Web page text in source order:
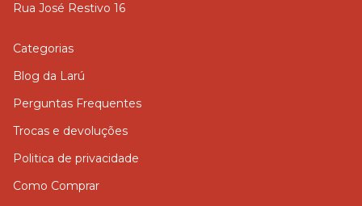
Rua José Restivo 16
Categorias
Blog da Larú
Perguntas Frequentes
Trocas e devoluções
Politica de privacidade
Como Comprar